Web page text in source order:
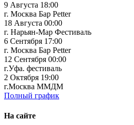
9 Августа 18:00
г. Москва Бар Petter
18 Августа 00:00
г. Нарьян-Мар Фестиваль
6 Сентября 17:00
г. Москва Бар Petter
12 Сентября 00:00
г.Уфа. фестиваль
2 Октября 19:00
г.Москва ММДМ
Полный график
На сайте